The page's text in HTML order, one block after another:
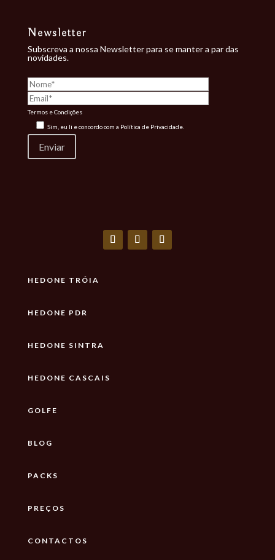
Newsletter
Subscreva a nossa Newsletter para se manter a par das
novidades.
Termos e Condições
Sim, eu li e concordo com a Política de Privacidade.
HEDONE TRÓIA
HEDONE PDR
HEDONE SINTRA
HEDONE CASCAIS
GOLFE
BLOG
PACKS
PREÇOS
CONTACTOS